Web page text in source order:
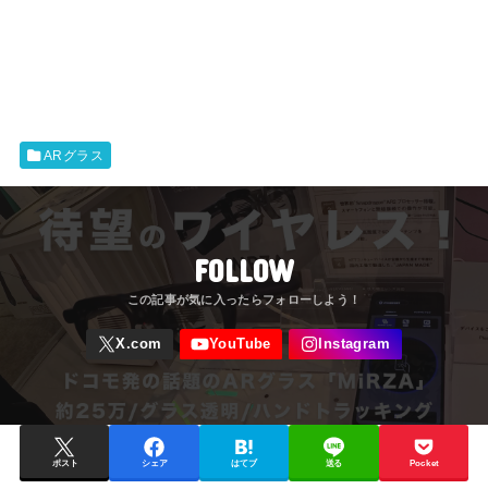
ARグラス
FOLLOW
ポスト シェア はてブ 送る Pocket